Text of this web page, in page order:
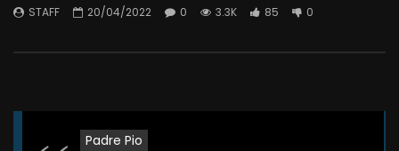
STAFF 20/04/2022 0 3.3K 85 0
Padre Pio